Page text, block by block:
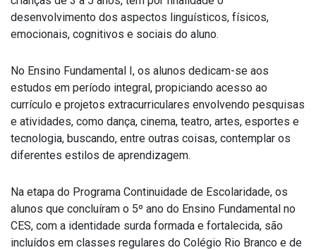
desenvolvimento dos aspectos linguísticos, físicos,
emocionais, cognitivos e sociais do aluno.
No Ensino Fundamental I, os alunos dedicam-se aos
estudos em período integral, propiciando acesso ao
currículo e projetos extracurriculares envolvendo pesquisas
e atividades, como dança, cinema, teatro, artes, esportes e
tecnologia, buscando, entre outras coisas, contemplar os
diferentes estilos de aprendizagem.
Na etapa do Programa Continuidade de Escolaridade, os
alunos que concluíram o 5º ano do Ensino Fundamental no
CES, com a identidade surda formada e fortalecida, são
incluídos em classes regulares do Colégio Rio Branco e de